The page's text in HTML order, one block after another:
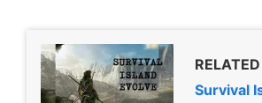
Survival